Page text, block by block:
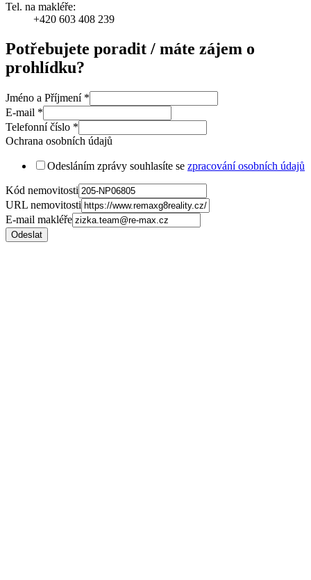
Tel. na makléře:
+420 603 408 239
Potřebujete poradit / máte zájem o
prohlídku?
Jméno a Příjmení *
E-mail *
Telefonní číslo *
Ochrana osobních údajů
Odesláním zprávy souhlasíte se zpracování osobních údajů
Kód nemovitosti
URL nemovitosti
E-mail makléře
Odeslat